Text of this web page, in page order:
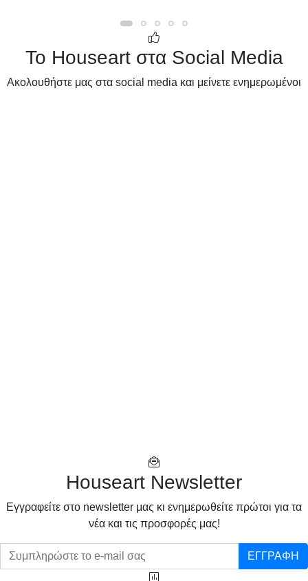
Το Houseart στα Social Media
Ακολουθήστε μας στα social media και μείνετε ενημερωμένοι
Houseart Newsletter
Eγγραφείτε στο newsletter μας κι ενημερωθείτε πρώτοι για τα
νέα και τις προσφορές μας!
ΕΓΓΡΑΦΗ